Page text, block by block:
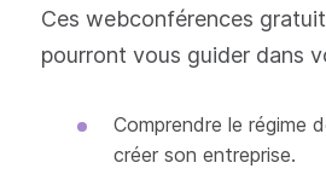
Ces webconférences
pourront vous guider dans
Comprendre le régime
créer son entreprise.